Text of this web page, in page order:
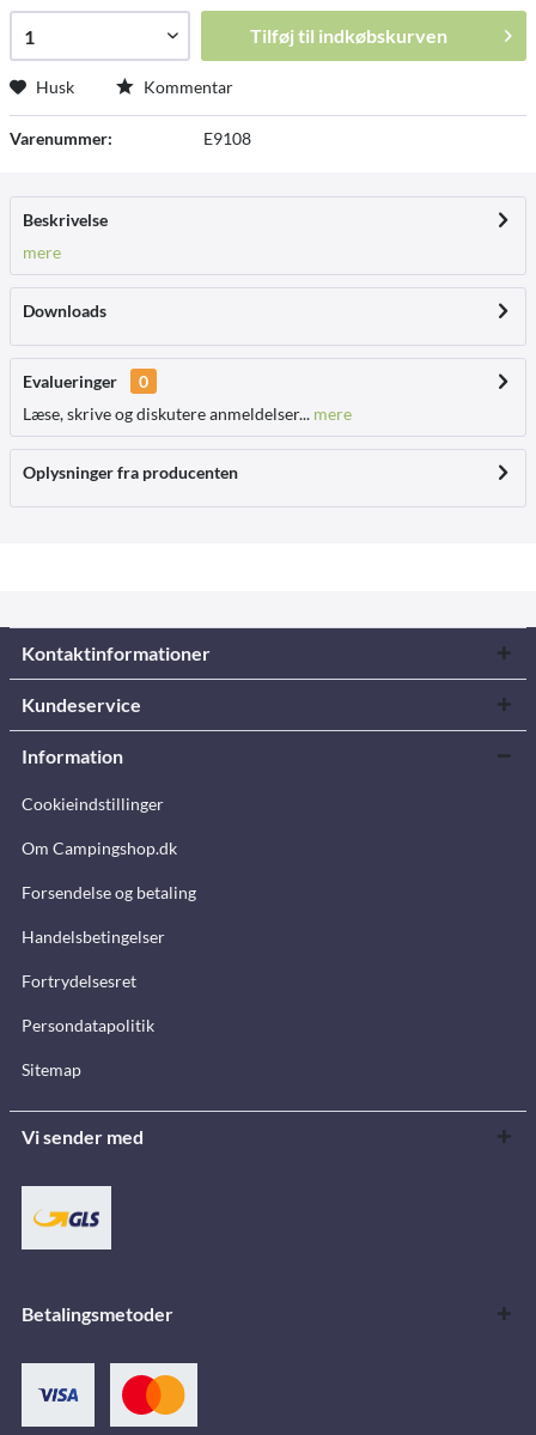
Tilføj til indkøbskurven
Husk Kommentar
Varenummer: E9108
Beskrivelse
mere
Downloads
Evalueringer
0
Læse, skrive og diskutere anmeldelser... mere
Oplysninger fra producenten
Kontaktinformationer
Kundeservice
Information
Cookieindstillinger
Om Campingshop.dk
Forsendelse og betaling
Handelsbetingelser
Fortrydelsesret
Persondatapolitik
Sitemap
Vi sender med
Betalingsmetoder